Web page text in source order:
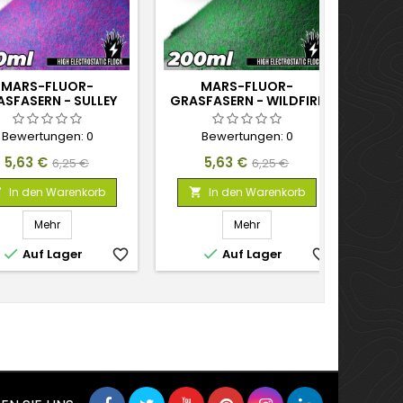
MARS-FLUOR-
- SULLEY
BLUE - 200ML
Bewertungen: 0
Preis
5,63 € Verkaufspreis
6,25 €
In den Warenkorb
Mehr
 Auf Lager favorite_border
MARS-FLUOR-
GRASFASERN - WILDFIRE
GREEN - 200ML
Bewertungen: 0
Preis
5,63 € Verkaufspreis
6,25 €
 In den Warenkorb
Mehr
 Auf Lager favorite_border